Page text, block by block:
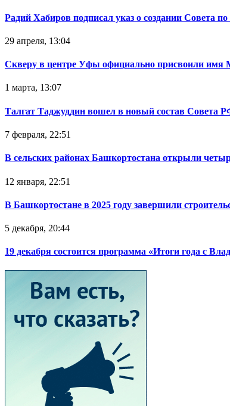
Радий Хабиров подписал указ о создании Совета
29 апреля, 13:04
Скверу в центре Уфы официально присвоили имя
1 марта, 13:07
Талгат Таджуддин вошел в новый состав Совета
7 февраля, 22:51
В сельских районах Башкортостана открыли
12 января, 22:51
В Башкортостане в 2025 году завершили
5 декабря, 20:44
19 декабря состоится программа «Итоги года с